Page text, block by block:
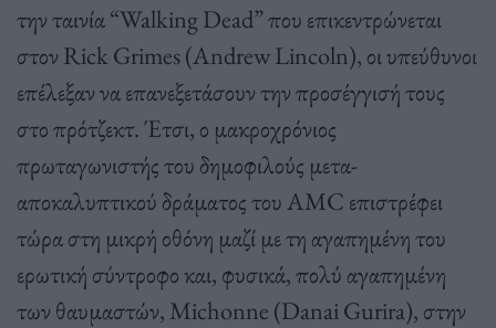
την ταινία “Walking Dead” που επικεντρώνεται
στον Rick Grimes (Andrew Lincoln), οι υπεύθυνοι
επέλεξαν να επανεξετάσουν την προσέγγισή τους
στο πρότζεκτ. Έτσι, ο μακροχρόνιος
πρωταγωνιστής του δημοφιλούς μετα-
αποκαλυπτικού δράματος του AMC επιστρέφει
τώρα στη μικρή οθόνη μαζί με τη αγαπημένη του
ερωτική σύντροφο και, φυσικά, πολύ αγαπημένη
των θαυμαστών, Michonne (Danai Gurira), στην